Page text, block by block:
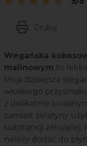
Drukuj
Wegańska
malinowym to
Moja dzisiejsza
włoskiego
z delikatnie
zamiast żelatyny
substancji żelującej,
należy dodać do